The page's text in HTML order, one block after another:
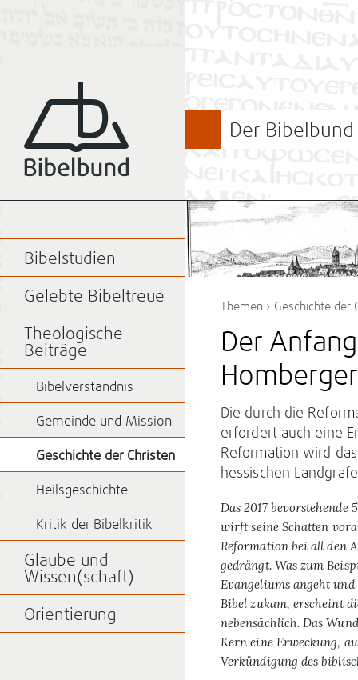
Der Bibelbund
Themen › Geschichte der
Der
Die durch die
erfordert auch eine
Reformation wird
hessischen
Das 2017
wirft seine Schatten
Reformation bei all den
gedrängt. Was zum
Evangeliums angeht und
Bibel zukam, erscheint
nebensächlich. Das
Kern eine Erweckung,
Verkündigung des
Bibelstudien
Gelebte Bibeltreue
Theologische
Beiträge
Bibelverständnis
Gemeinde und Mission
Geschichte der Christen
Heilsgeschichte
Kritik der Bibelkritik
Glaube und
Wissen(schaft)
Orientierung